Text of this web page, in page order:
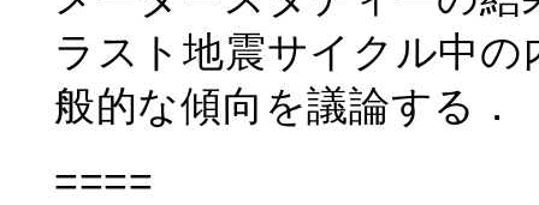
ラスト地震サイクル中
般的な傾向を議論する．
====